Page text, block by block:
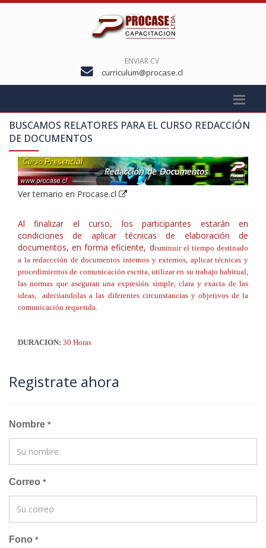
ENVIAR CV
curriculum@procase.cl
BUSCAMOS RELATORES PARA EL CURSO REDACCIÓN
DE DOCUMENTOS
Ver temario en Procase.cl
Al finalizar el curso, los participantes estarán en
condiciones de aplicar técnicas de elaboración de
documentos, en forma eficiente, disminuir el tiempo destinado
a la redaccción de documentos internos y externos, aplicar técnicas y
procedimientos de comunicación escrita, utilizar en su trabajo habitual,
las normas que aseguran una expresión simple, clara y exacta de las
ideas, adecúandolas a las diferentes circunstancias y objetivos de la
comunicación requerida.
DURACION: 30 Horas
Registrate ahora
Nombre *
Correo *
Fono *